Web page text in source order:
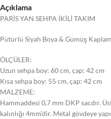
Açıklama
PARİS YAN SEHPA İKİLİ TAKIM
Pütürlü Siyah Boya & Gümüş
ÖLÇÜLER:
Uzun sehpa boy: 60 cm, çap: 42 cm
Kısa sehpa boy: 55 cm, çap: 42 cm
MALZEME:
Hammaddesi 0,7 mm DKP sacdır.
kalınlığı 4mm’dir. Metal gövdeye